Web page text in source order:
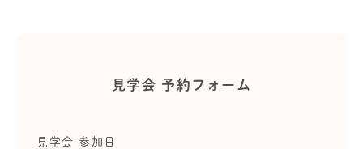
見学会 予約フォーム
見学会 参加日